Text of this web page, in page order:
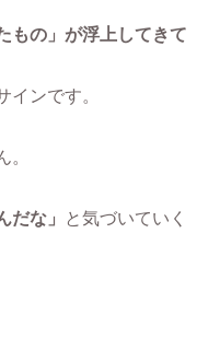
もの」が浮上してきて
インです。
。
だな」
と気づいていく